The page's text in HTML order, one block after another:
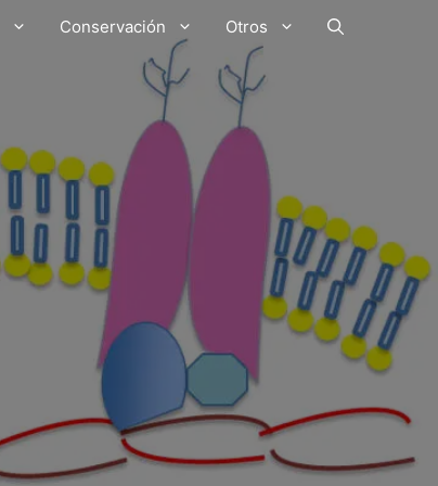
Conservación Otros